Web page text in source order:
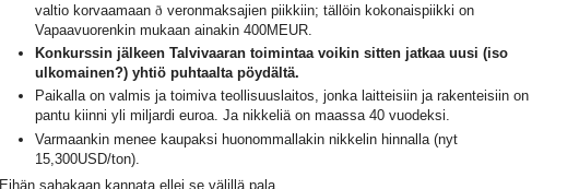
valtio korvaamaan ð veronmaksajien piikkiin; tällöin kokonaispiikki on
Vapaavuorenkin mukaan ainakin 400MEUR.
Konkurssin jälkeen Talvivaaran toimintaa voikin sitten jatkaa uusi (iso
ulkomainen?) yhtiö puhtaalta pöydältä.
Paikalla on valmis ja toimiva teollisuuslaitos, jonka laitteisiin ja rakenteisiin on
pantu kiinni yli miljardi euroa. Ja nikkeliä on maassa 40 vuodeksi.
Varmaankin menee kaupaksi huonommallakin nikkelin hinnalla (nyt
15,300USD/ton).
Eihän sahakaan kannata ellei se välillä pala.